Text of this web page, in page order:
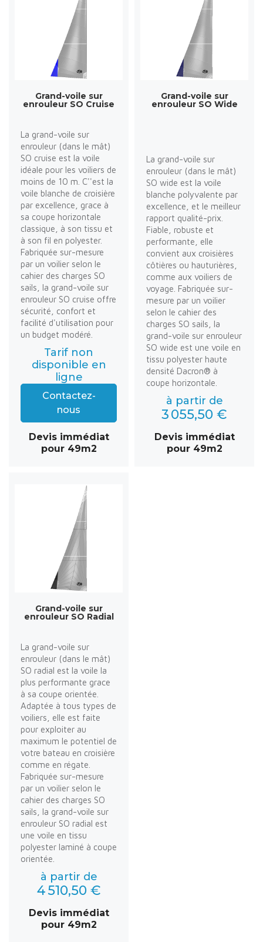
Grand-voile sur
enrouleur SO Cruise
La grand-voile sur
enrouleur (dans le mât)
SO cruise est la voile
idéale pour les voiliers de
moins de 10 m. C''est la
voile blanche de croisière
par excellence, grace à
sa coupe horizontale
classique, à son tissu et
à son fil en polyester.
Fabriquée sur-mesure
par un voilier selon le
cahier des charges SO
sails, la grand-voile sur
enrouleur SO cruise offre
sécurité, confort et
facilité d'utilisation pour
un budget modéré.
Tarif non
disponible en
ligne
Contactez-
nous
Devis immédiat
pour 49m2
Grand-voile sur
enrouleur SO Wide
La grand-voile sur
enrouleur (dans le mât)
SO wide est la voile
blanche polyvalente par
excellence, et le meilleur
rapport qualité-prix.
Fiable, robuste et
performante, elle
convient aux croisières
côtières ou hauturières,
comme aux voiliers de
voyage. Fabriquée sur-
mesure par un voilier
selon le cahier des
charges SO sails, la
grand-voile sur enrouleur
SO wide est une voile en
tissu polyester haute
densité Dacron® à
coupe horizontale.
à partir de
3 055,50 €
Devis immédiat
pour 49m2
Grand-voile sur
enrouleur SO Radial
La grand-voile sur
enrouleur (dans le mât)
SO radial est la voile la
plus performante grace
à sa coupe orientée.
Adaptée à tous types de
voiliers, elle est faite
pour exploiter au
maximum le potentiel de
votre bateau en croisière
comme en régate.
Fabriquée sur-mesure
par un voilier selon le
cahier des charges SO
sails, la grand-voile sur
enrouleur SO radial est
une voile en tissu
polyester laminé à coupe
orientée.
à partir de
4 510,50 €
Devis immédiat
pour 49m2